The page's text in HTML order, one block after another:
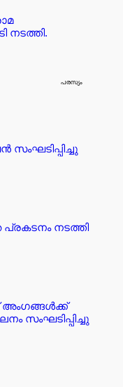
നടത്തി.
പരസ്യം
നടത്തി
സംഘടിപ്പിച്ചു